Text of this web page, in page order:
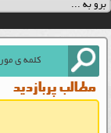
مطالب پربازدید